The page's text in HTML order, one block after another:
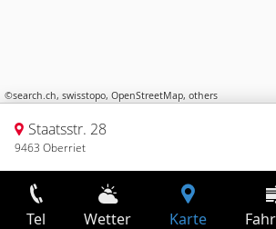
©search.ch, swisstopo, OpenStreetMap, others
Staatsstr. 28
9463 Oberriet
Tel Wetter Karte